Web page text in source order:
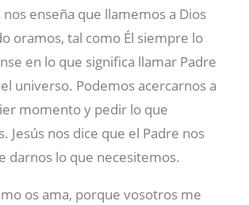
nos enseña que llamemos a Dios
oramos, tal como Él siempre lo
en lo que significa llamar Padre
universo. Podemos acercarnos a
momento y pedir lo que
Jesús nos dice que el Padre nos
darnos lo que necesitemos.
os ama, porque vosotros me